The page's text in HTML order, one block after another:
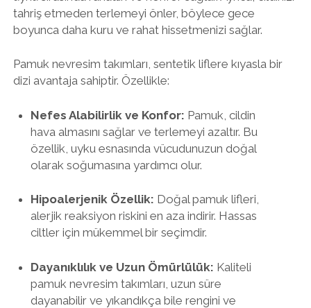
tahriş etmeden terlemeyi önler, böylece gece
boyunca daha kuru ve rahat hissetmenizi sağlar.
Pamuk nevresim takımları, sentetik liflere kıyasla bir
dizi avantaja sahiptir. Özellikle:
Nefes Alabilirlik ve Konfor: Pamuk, cildin
hava almasını sağlar ve terlemeyi azaltır. Bu
özellik, uyku esnasında vücudunuzun doğal
olarak soğumasına yardımcı olur.
Hipoalerjenik Özellik: Doğal pamuk lifleri,
alerjik reaksiyon riskini en aza indirir. Hassas
ciltler için mükemmel bir seçimdir.
Dayanıklılık ve Uzun Ömürlülük: Kaliteli
pamuk nevresim takımları, uzun süre
dayanabilir ve yıkandıkça bile rengini ve